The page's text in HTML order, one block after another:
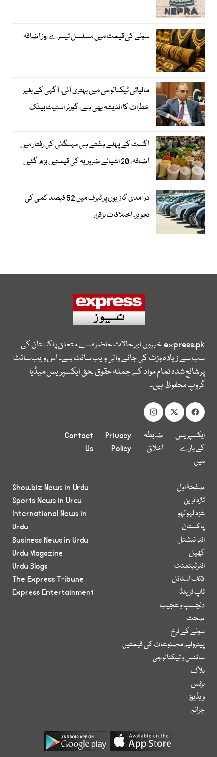
سونے کی قیمت میں مسلسل تیسرے روز اضافہ
مالیاتی ٹیکنالوجی میں بہتری آئی، آگہی کے بغیر
خطرات کا اندیشہ بھی ہے، گورنر اسٹیٹ بینک
اگست کے پہلے ہفتے ہی مہنگائی کی رفتار میں
اضافہ، 20 اشیائے ضروریہ کی قیمتیں بڑھ گئیں
درآمدی گاڑیوں پر ٹیرف میں 52 فیصد کمی کی
تجویز، اختلافات برقرار
express.pkخبروں اور حالات حاضرہ سے متعلق پاکستان کی
سب سے زیادہ وزٹ کی جانے والی ویب سائٹ ہے۔ اس ویب سائٹ
پر شائع شدہ تمام مواد کے جملہ حقوق بحق ایکسپریس میڈیا
گروپ محفوظ ہیں۔
ایکسپریس
کے بارے
میں
ضابطہ
اخلاق
Privacy
Policy
Contact
Us
صفحۂ اول
تازہ ترین
غزہ لہو لہو
پاکستان
انٹر نیشنل
کھیل
انٹرٹینمنٹ
لائف اسٹائل
ٹاپ ٹرینڈ
دلچسپ و عجیب
صحت
سونے کے نرخ
پیٹرولیم مصنوعات کی قیمتیں
سائنس و ٹیکنالوجی
بلاگ
بزنس
ویڈیوز
جرائم
Showbiz News in Urdu
Sports News in Urdu
International News in
Urdu
Business News in Urdu
Urdu Magazine
Urdu Blogs
The Express Tribune
Express Entertainment